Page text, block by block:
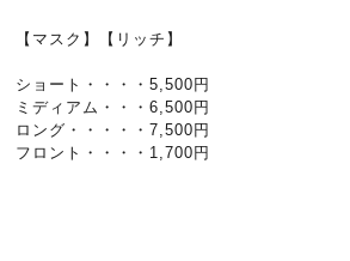
【マスク】【リッチ】
ショート・・・・5,500円
ミディアム・・・6,500円
ロング・・・・・7,500円
フロント・・・・1,700円